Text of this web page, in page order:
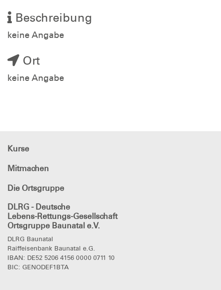
Beschreibung
keine Angabe
Ort
keine Angabe
Kurse
Mitmachen
Die Ortsgruppe
DLRG - Deutsche
Lebens-Rettungs-Gesellschaft
Ortsgruppe Baunatal e.V.
DLRG Baunatal
Raiffeisenbank Baunatal e.G.
IBAN: DE52 5206 4156 0000 0711 10
BIC: GENODEF1BTA